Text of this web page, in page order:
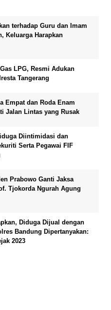
terhadap Guru dan Imam
Keluarga Harapkan
LPG, Resmi Adukan
Tangerang
Empat dan Roda Enam
Jalan Lintas yang Rusak
Diintimidasi dan
Serta Pegawai FIF
Prabowo Ganti Jaksa
Tjokorda Ngurah Agung
Diduga Dijual dengan
Bandung Dipertanyakan:
2023